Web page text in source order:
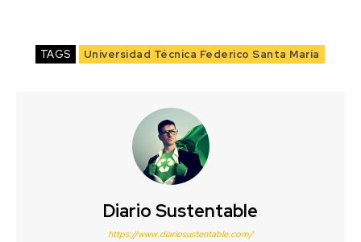
TAGS Universidad Técnica Federico Santa María
Diario Sustentable
https://www.diariosustentable.com/